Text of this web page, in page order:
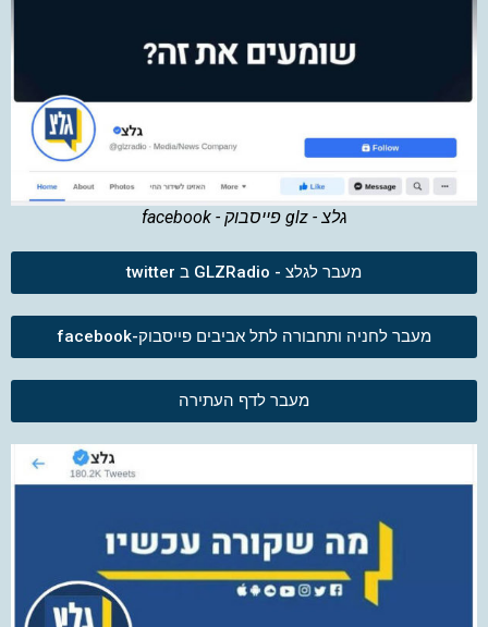
גלצ - glz פייסבוק - facebook
מעבר לגלצ - GLZRadio ב twitter
מעבר לחניה ותחבורה לתל אביבים פייסבוק-facebook
מעבר לדף העתירה